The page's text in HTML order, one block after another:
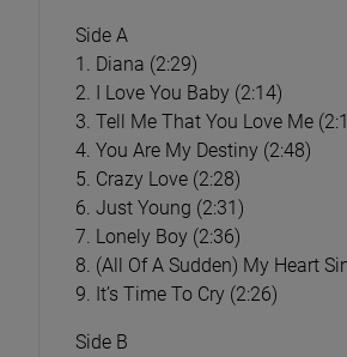
Side A
1. Diana (2:29)
2. I Love You Baby (2:14)
3. Tell Me That You Love Me
4. You Are My Destiny (2:48)
5. Crazy Love (2:28)
6. Just Young (2:31)
7. Lonely Boy (2:36)
8. (All Of A Sudden) My Heart
9. It’s Time To Cry (2:26)
Side B